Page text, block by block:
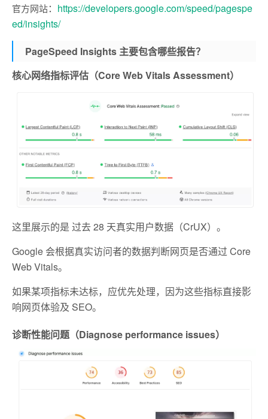
官方网站： https://developers.google.com/speed/pagespe
ed/insights/
PageSpeed Insights 主要包含哪些报告？
核心网络指标评估（Core Web Vitals Assessment）
这里展示的是 过去 28 天真实用户数据（CrUX）。
Google 会根据真实访问者的数据判断网页是否通过 Core
Web Vitals。
如果某项指标未达标，应优先处理，因为这些指标直接影
响网页体验及 SEO。
诊断性能问题（Diagnose performance issues）